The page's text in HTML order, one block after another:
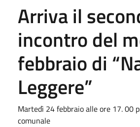
Arriva il
incontro del
febbraio di
Leggere”
Martedì 24 febbraio alle ore 17. 00
comunale